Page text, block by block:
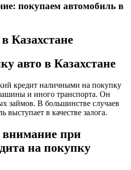
покупаем автомобиль в
Казахстане
авто в Казахстане
кредит наличными на покупку
и иного транспорта. Он
займов. В большинстве случаев
выступает в качестве залога.
внимание при
на покупку